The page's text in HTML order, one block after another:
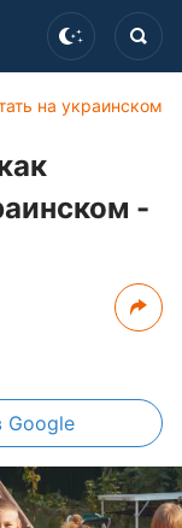
на украинском
-
Google